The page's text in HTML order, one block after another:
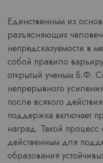
Единственным из
разъясняющих
непредсказуемости в
собой правило
открытый ученым Б.Ф.
непрерывного
после всякого
поддержка включает
наград. Такой процесс
действенным для
образования